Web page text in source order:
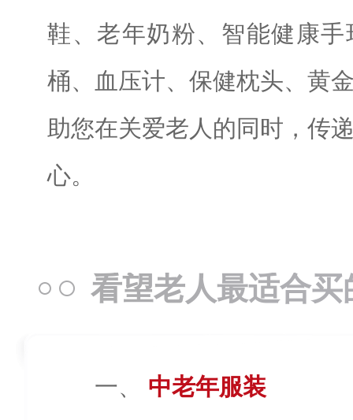
鞋、老年奶粉、智能健康
桶、血压计、保健枕头、黄
助您在关爱老人的同时，传
心。
看望老人最适合买
一、
中老年服装